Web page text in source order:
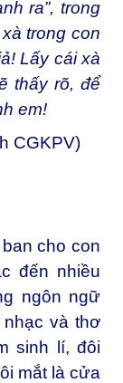
ra”, trong
trong con
Lấy cái xà
thấy rõ, để
em!
CGKPV)
cho con
đến nhiều
ngôn ngữ
và thơ
sinh lí, đôi
mắt là cửa